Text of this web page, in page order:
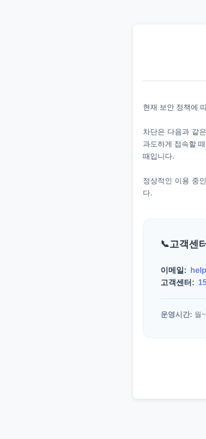
현재 보안 정책에
차단은 다음과 같
과도하게 접속할
때입니다.
정상적인 이용 중
다.
고객센
이메일:
고객센터:
운영시간: 월